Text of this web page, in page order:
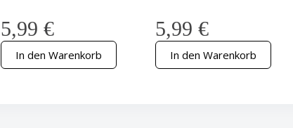
5,99 €
In den Warenkorb
5,99 €
In den Warenkorb